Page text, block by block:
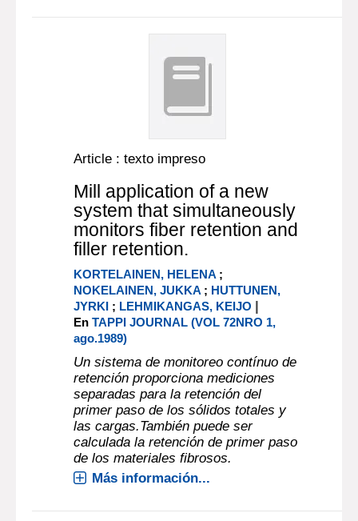
Article : texto impreso
Mill application of a new
system that simultaneously
monitors fiber retention and
filler retention.
KORTELAINEN, HELENA ;
NOKELAINEN, JUKKA ; HUTTUNEN,
JYRKI ; LEHMIKANGAS, KEIJO |
EnTAPPI JOURNAL (VOL 72NRO 1,
ago.1989)
Un sistema de monitoreo contínuo de
retención proporciona mediciones
separadas para la retención del
primer paso de los sólidos totales y
las cargas.También puede ser
calculada la retención de primer paso
de los materiales fibrosos.
Más información...